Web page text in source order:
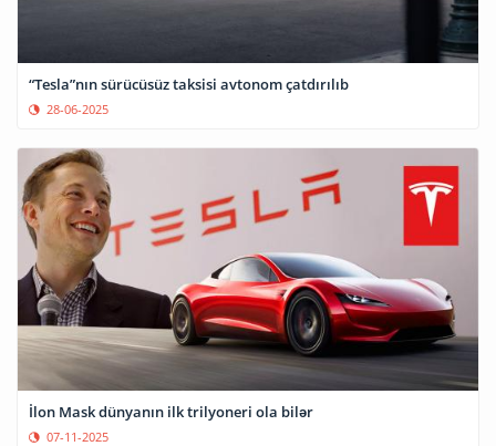
“Tesla”nın sürücüsüz taksisi avtonom çatdırılıb
28-06-2025
İlon Mask dünyanın ilk trilyoneri ola bilər
07-11-2025